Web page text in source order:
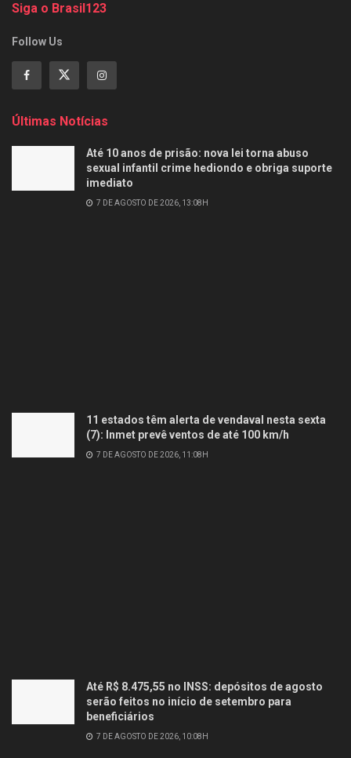
Siga o Brasil123
Follow Us
Últimas Notícias
Até 10 anos de prisão: nova lei torna abuso
sexual infantil crime hediondo e obriga suporte
imediato
7 DE AGOSTO DE 2026, 13:08H
11 estados têm alerta de vendaval nesta sexta
(7): Inmet prevê ventos de até 100 km/h
7 DE AGOSTO DE 2026, 11:08H
Até R$ 8.475,55 no INSS: depósitos de agosto
serão feitos no início de setembro para
beneficiários
7 DE AGOSTO DE 2026, 10:08H